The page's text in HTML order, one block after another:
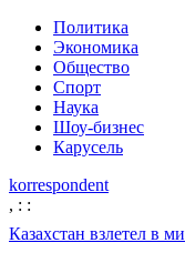
Политика
Экономика
Общество
Спорт
Наука
Шоу-бизнес
Карусель
korrespondent
, : :
Казахстан взлетел в